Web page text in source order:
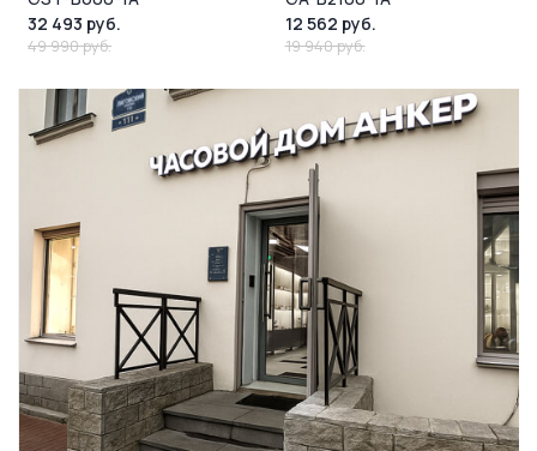
32 493 руб.
49 990 руб.
12 562 руб.
19 940 руб.